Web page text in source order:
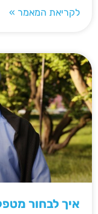
לקריאת המאמר »
איך לבחור